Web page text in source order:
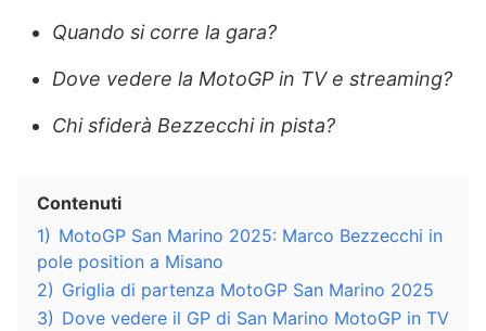
Quando si corre la gara?
Dove vedere la MotoGP in TV e streaming?
Chi sfiderà Bezzecchi in pista?
Contenuti
1) MotoGP San Marino 2025: Marco Bezzecchi in
pole position a Misano
2) Griglia di partenza MotoGP San Marino 2025
3) Dove vedere il GP di San Marino MotoGP in TV